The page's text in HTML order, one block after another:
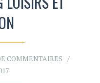
COMMENTAIRES